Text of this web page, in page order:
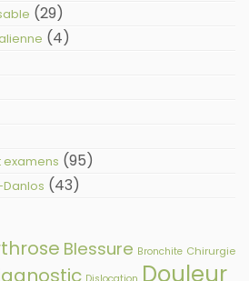
(29)
(4)
examens (95)
(43)
Blessure Bronchite Chirurgie
Douleur